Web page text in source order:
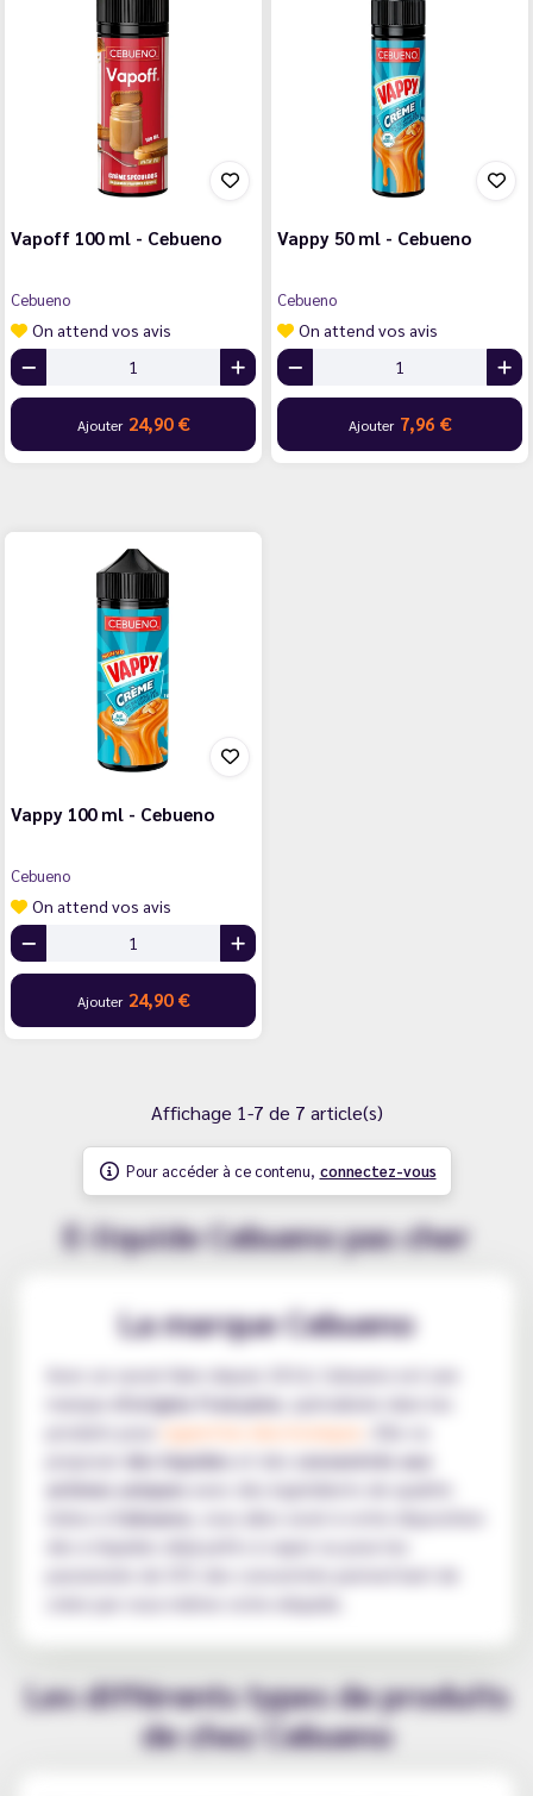
Vapoff 100 ml - Cebueno
Cebueno
On attend vos avis
Ajouter 24,90 €
Vappy 50 ml - Cebueno
Cebueno
On attend vos avis
Ajouter 7,96 €
Vappy 100 ml - Cebueno
Cebueno
On attend vos avis
Ajouter 24,90 €
Affichage 1-7 de 7 article(s)
Pour accéder à ce contenu, connectez-vous
E-liquide Cebueno pas cher
La marque Cebueno
Avec un savoir-faire depuis 2014, Cebueno est une
marque
d'origine française
des liquides et des
concentrés aux
arômes uniques
avec des ingrédients de qualité.
Cebueno
, vous allez avoir à votre disposition
des e-liquides déjà prêts à vaper ou pour les
passionnés de DIY, des concentrés permettant de
créer par vous-même votre eliquide.
Les différents types de produits
de chez Cebueno